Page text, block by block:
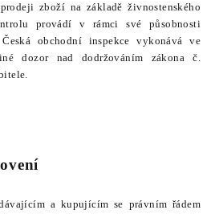
zboží na základě živnostenského
provádí v rámci své působnosti
obchodní inspekce vykonává ve
dozor nad dodržováním zákona č.
a kupujícím se právním řádem